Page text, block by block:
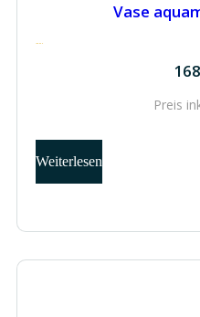
Vase
168.50 €
Preis
Weiterlesen